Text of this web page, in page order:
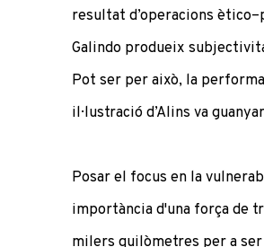
resultat d’operacions
Galindo produeix
Pot ser per això, la
il·lustració d’Alins va
Posar el focus en la
importància d'una força de
milers quilòmetres per a